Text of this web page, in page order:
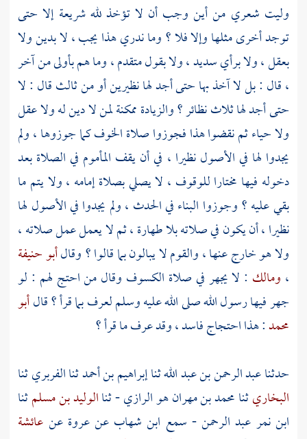
وليت شعري من أين وجب أن لا تؤخذ لله شريعة إلا حتى
توجد أخرى مثلها وإلا فلا ؟ وما ندري هذا يجب ، لا بدين ولا
بعقل ، ولا برأي سديد ، ولا بقول متقدم ، وما هم بأولى من آخر
، قال : بل لا آخذ بها حتى أجد لها نظيرين أو من ثالث قال : لا
حتى أجد لها ثلاث نظائر ؟ والزيادة ممكنة لمن لا دين له ولا عقل
ولا حياء ثم نقضوا هذا فجوزوا صلاة الخوف كما جوزوها ، ولم
يجدوا لها في الأصول نظيرا ، في أن يقف المأموم في الصلاة بعد
دخوله فيها مختارا للوقوف ، لا يصلي بصلاة إمامه ، ولا يتم ما
بقي عليه ؟ وجوزوا البناء في الحدث ، ولم يجدوا في الأصول لها
نظيرا ، أن يكون في صلاته بلا طهارة ، ثم لا يعمل عمل صلاته ،
ولا هو خارج عنها ، والقوم لا يبالون بما قالوا ؟ وقالأبو حنيفة
، ومالك : لا يجهر في صلاة الكسوف وقال من احتج لهم : لو
جهر فيها رسول الله صلى الله عليه وسلم لعرف بما قرأ ؟ قالأبو
محمد: هذا احتجاج فاسد ، وقد عرف ما قرأ ؟
حدثناعبد الرحمن بن عبد اللهثناإبراهيم بن أحمدثناالفربريثنا
البخاريثنامحمد بن مهران هو الرازي- ثناالوليد بن مسلمثنا
ابن نمر عبد الرحمن- سمع ابن شهابعنعروةعن عائشة